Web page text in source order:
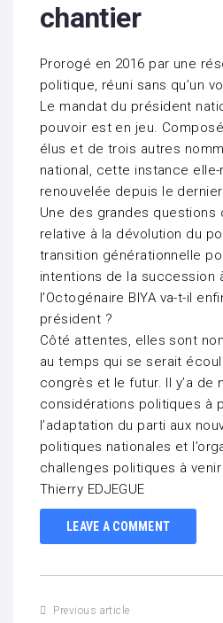
chantier
Prorogé en 2016 par une
politique, réuni sans qu’un
Le mandat du président
pouvoir est en jeu.
élus et de trois autres
national, cette instance elle-
renouvelée depuis le
Une des grandes
relative à la dévolution du
transition générationnelle
intentions de la succession
l’Octogénaire BIYA va-t-il
président ?
Côté attentes, elles sont
au temps qui se serait
congrès et le futur. Il y’a de
considérations politiques à
l’adaptation du parti aux
politiques nationales et
challenges politiques à
Thierry EDJEGUE
LEAVE A COMMENT
Previous article